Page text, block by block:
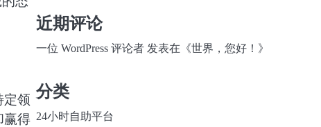
定领
赢得
近期评论
一位 WordPress 评论者发表在《世界，您好！ 》
分类
24小时自助平台